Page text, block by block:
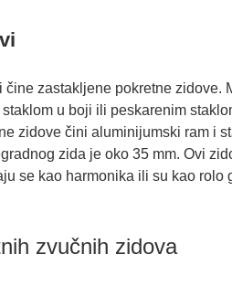
zastakljene pokretne zidove.
u boji ili peskarenim
zidove čini aluminijumski ram i
zida je oko 35 mm. Ovi
se kao harmonika ili su kao rolo
zvučnih zidova